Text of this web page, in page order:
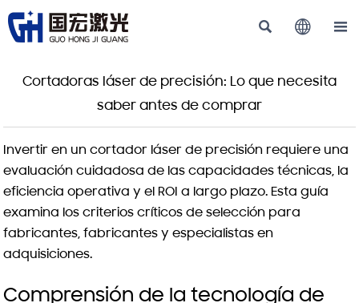
  
Cortadoras láser de precisión: Lo que necesita
saber antes de comprar
Invertir en un cortador láser de precisión requiere una
evaluación cuidadosa de las capacidades técnicas, la
eficiencia operativa y el ROI a largo plazo. Esta guía
examina los criterios críticos de selección para
fabricantes, fabricantes y especialistas en
adquisiciones.
Comprensión de la tecnología de